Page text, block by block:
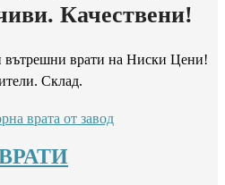
Качествени!
врати на Ниски Цени!
Склад.